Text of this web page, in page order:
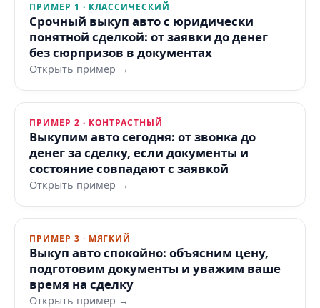
ПРИМЕР 1 · КЛАССИЧЕСКИЙ
Срочный выкуп авто с юридически
понятной сделкой: от заявки до денег
без сюрпризов в документах
Открыть пример →
ПРИМЕР 2 · КОНТРАСТНЫЙ
Выкупим авто сегодня: от звонка до
денег за сделку, если документы и
состояние совпадают с заявкой
Открыть пример →
ПРИМЕР 3 · МЯГКИЙ
Выкуп авто спокойно: объясним цену,
подготовим документы и уважим ваше
время на сделку
Открыть пример →